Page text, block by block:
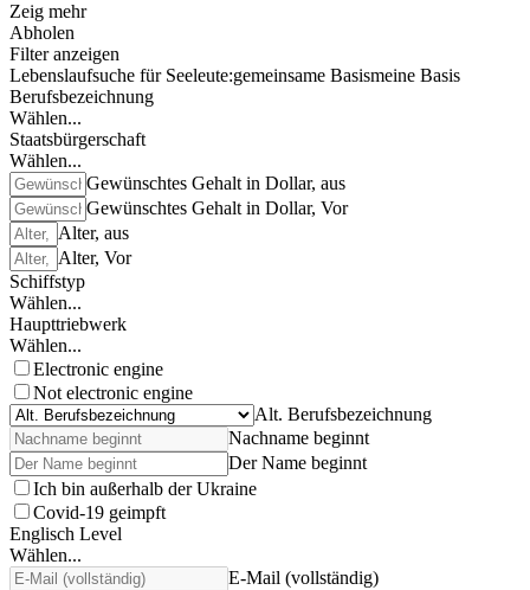
Zeig mehr
Abholen
Filter anzeigen
Lebenslaufsuche für Seeleute:gemeinsame Basismeine Basis
Berufsbezeichnung
Wählen...
Staatsbürgerschaft
Wählen...
Gewünschtes Gehalt in Dollar, aus
Gewünschtes Gehalt in Dollar, Vor
Alter, aus
Alter, Vor
Schiffstyp
Wählen...
Haupttriebwerk
Wählen...
Electronic engine
Not electronic engine
Alt. Berufsbezeichnung
Nachname beginnt
Der Name beginnt
Ich bin außerhalb der Ukraine
Covid-19 geimpft
Englisch Level
Wählen...
E-Mail (vollständig)